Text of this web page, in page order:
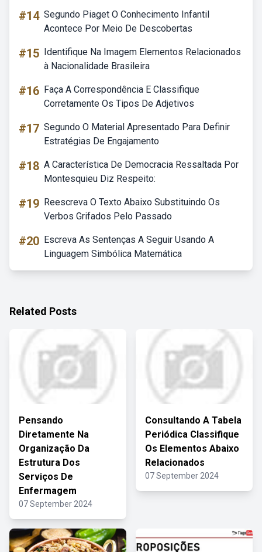
#14 Segundo Piaget O Conhecimento Infantil
Acontece Por Meio De Descobertas
#15 Identifique Na Imagem Elementos Relacionados
à Nacionalidade Brasileira
#16 Faça A Correspondência E Classifique
Corretamente Os Tipos De Adjetivos
#17 Segundo O Material Apresentado Para Definir
Estratégias De Engajamento
#18 A Característica De Democracia Ressaltada Por
Montesquieu Diz Respeito:
#19 Reescreva O Texto Abaixo Substituindo Os
Verbos Grifados Pelo Passado
#20 Escreva As Sentenças A Seguir Usando A
Linguagem Simbólica Matemática
Related Posts
Pensando
Diretamente Na
Organização Da
Estrutura Dos
Serviços De
Enfermagem
07 September 2024
Consultando A Tabela
Periódica Classifique
Os Elementos Abaixo
Relacionados
07 September 2024